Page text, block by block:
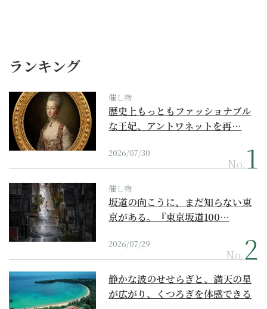
ランキング
催し物
歴史上もっともファッショナブル
な王妃、アントワネットを再…
2026/07/30
No.
催し物
坂道の向こうに、まだ知らない東
京がある。『東京坂道100…
2026/07/29
No.
静かな波のせせらぎと、満天の星
が広がり、くつろぎを体感できる